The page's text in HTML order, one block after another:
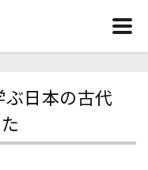
ぶ日本の古代